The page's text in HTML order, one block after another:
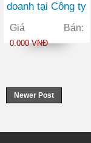
doanh tại Công ty
TNHH một thành
viên Nước sạch
Giá Bán:
0.000 VNĐ
Newer Post